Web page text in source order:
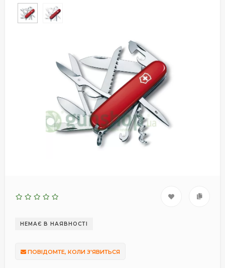
НЕМАЄ В НАЯВНОСТІ
ПОВІДОМТЕ, КОЛИ З'ЯВИТЬСЯ